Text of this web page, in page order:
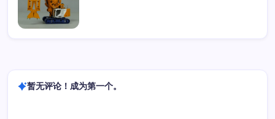
暂无评论！成为第一个。